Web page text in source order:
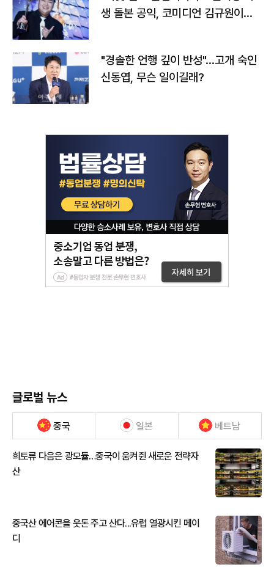
생 돌본 공익, 코미디언 김규원이었
"경솔한 언행 깊이 반성"…고개 숙인
신동엽, 무슨 일이길래?
글로벌 뉴스
중국 일본 베트남
희토류 다음은 광모듈…중국이 움켜쥔 새로운 전략자
산
중국산 에어콘을 웃돈 주고 산다...유럽 열광시킨 메이
디